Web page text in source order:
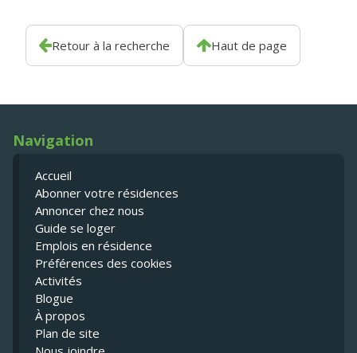
Retour à la recherche Haut de page
Navigation
Accueil
Abonner votre résidences
Annoncer chez nous
Guide se loger
Emplois en résidence
Préférences des cookies
Activités
Blogue
À propos
Plan de site